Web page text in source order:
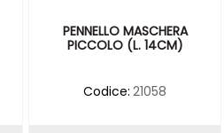
PENNELLO MASCHERA
PICCOLO (L. 14CM)
Codice: 21058